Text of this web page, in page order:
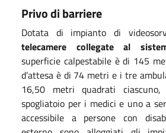
Privo di barriere
Dotata di impianto di
telecamere collegate al
superficie calpestabile è di 145
d’attesa è di 74 metri e i tre
16,50 metri quadrati
spogliatoio per i medici e uno a
accessibile a persone con